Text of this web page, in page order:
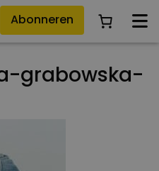
Abonneren
grabowska-